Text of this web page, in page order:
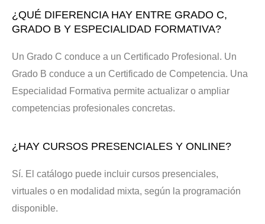
¿QUÉ DIFERENCIA HAY ENTRE GRADO C,
GRADO B Y ESPECIALIDAD FORMATIVA?
Un Grado C conduce a un Certificado Profesional. Un
Grado B conduce a un Certificado de Competencia. Una
Especialidad Formativa permite actualizar o ampliar
competencias profesionales concretas.
¿HAY CURSOS PRESENCIALES Y ONLINE?
Sí. El catálogo puede incluir cursos presenciales,
virtuales o en modalidad mixta, según la programación
disponible.